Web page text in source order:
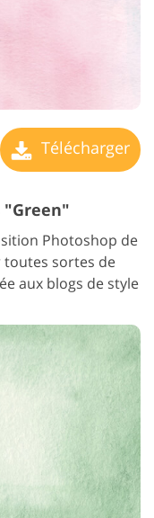
Télécharger
"Green"
Photoshop de
sortes de
aux blogs de style